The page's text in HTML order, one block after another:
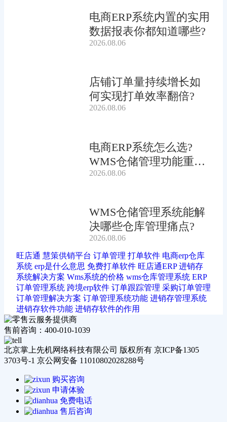
电商ERP系统内置的实用
数据报表你都知道哪些?
2026.08.06
店铺订单量持续增长如
何实现打单效率翻倍?
2026.08.06
电商ERP系统怎么选?
WMS仓储管理功能重要
吗?
2026.08.06
WMS仓储管理系统能解
决哪些仓库管理痛点?
2026.08.06
旺店通 慧策供销平台 订单管理 打单软件 电商erp仓库
系统 erp是什么意思 免费打单软件 旺店通ERP 进销存
系统解决方案 Wms系统的价格 wms仓库管理系统 ERP
订单管理系统 跨境erp软件 订单跟踪管理 采购订单管理
订单管理解决方案 订单管理系统功能 进销存管理系统
进销存软件功能 进销存软件的作用
售前咨询：400-010-1039
北京掌上先机网络科技有限公司 版权所有 京ICP备1305
3703号-1 京公网安备 11010802028288号
购买咨询
申请体验
免费电话
售后咨询